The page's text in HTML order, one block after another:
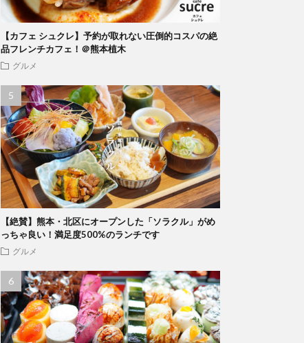
【カフェ シュクレ】予約が取れない圧倒的コスパの絶
品フレンチカフェ！＠熊本植木
グルメ
【絶賛】熊本・北区にオープンした「ソラクル」がめ
っちゃ良い！満足度500%のランチです
グルメ